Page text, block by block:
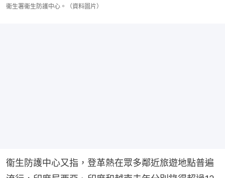
衞生署衞生防護中心。（資料圖片）
衞生防護中心又指，登革熱在眾多鄰近旅遊地點普遍